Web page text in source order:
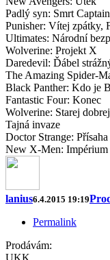
Padlý syn: Smrt
Punisher: Vítej zpátky,
Ultimates: Národní
Wolverine: Projekt X
Daredevil: Ďábel
The Amazing Spider-
Black Panther: Kdo je
Fantastic Four: Konec
Wolverine: Starej
Tajná invaze
Doctor Strange: Přísaha
New X-Men: Impérium
lanius6.4.2015 19:19
Permalink
Prodávám:
UKK